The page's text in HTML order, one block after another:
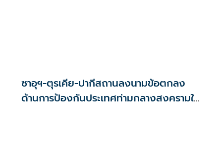
ซาอุฯ-ตุรเคีย-ปากีสถานลงนามข้อตกลง
ด้านการป้องกันประเทศท่ามกลางสงครามใน